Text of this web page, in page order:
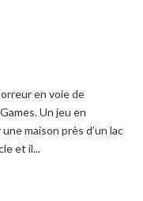
en voie de
Un jeu en
maison près d’un lac
et il...